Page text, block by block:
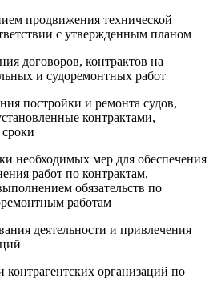
продвижения технической
с утвержденным планом
договоров, контрактов на
и судоремонтных работ
постройки и ремонта судов,
контрактами,
необходимых мер для обеспечения
работ по контрактам,
обязательств по
работам
деятельности и привлечения
контрагентских организаций по